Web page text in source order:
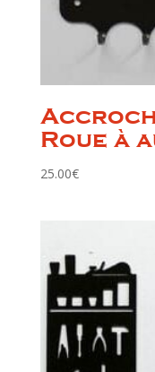
Roue à
25.00€